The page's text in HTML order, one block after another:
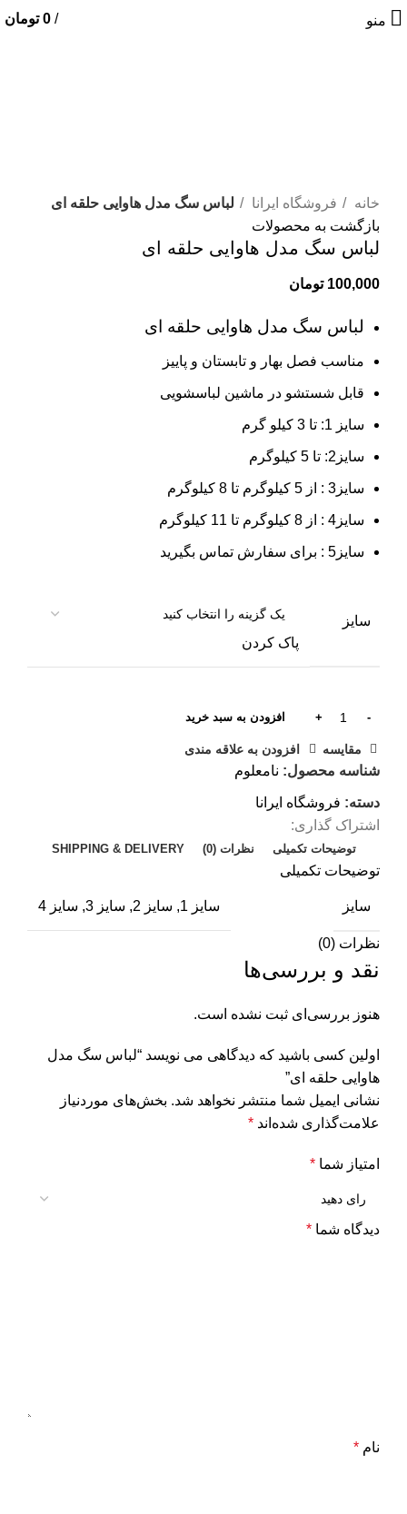
منو /
0 تومان
خانه
فروشگاه ایرانا
لباس سگ مدل هاوایی حلقه ای
بازگشت به محصولات
لباس سگ مدل هاوایی حلقه ای
100,000 تومان
لباس سگ مدل هاوایی حلقه ای
مناسب فصل بهار و تابستان و پاییز
قابل شستشو در ماشین لباسشویی
سایز 1: تا 3 کیلو گرم
سایز2: تا 5 کیلوگرم
سایز3 : از 5 کیلوگرم تا 8 کیلوگرم
سایز4 : از 8 کیلوگرم تا 11 کیلوگرم
سایز5 : برای سفارش تماس بگیرید
سایز
پاک کردن
افزودن به سبد خرید
مقایسه افزودن به علاقه مندی
شناسه محصول: نامعلوم
دسته: فروشگاه ایرانا
اشتراک گذاری:
توضیحات تکمیلی نظرات (0) SHIPPING & DELIVERY
توضیحات تکمیلی
سایز سایز 1, سایز 2, سایز 3, سایز 4
نظرات (0)
نقد و بررسی‌ها
هنوز بررسی‌ای ثبت نشده است.
اولین کسی باشید که دیدگاهی می نویسد “لباس سگ مدل
هاوایی حلقه ای”
نشانی ایمیل شما منتشر نخواهد شد. بخش‌های موردنیاز
علامت‌گذاری شده‌اند *
امتیاز شما *
دیدگاه شما *
نام *